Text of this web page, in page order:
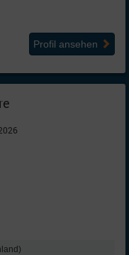
Profil ansehen